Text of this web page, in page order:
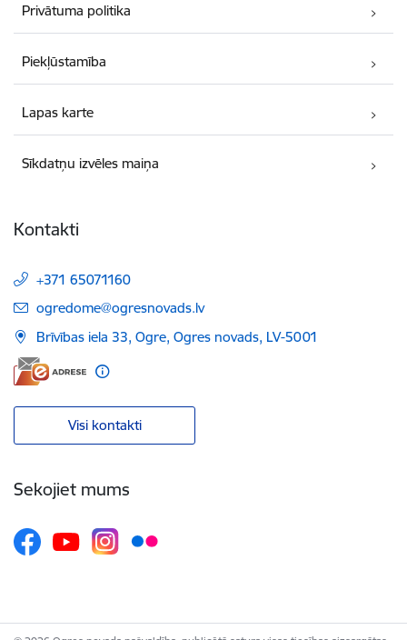
Privātuma politika
Piekļūstamība
Lapas karte
Sīkdatņu izvēles maiņa
Kontakti
+371 65071160
E-pasts:
ogredome@ogresnovads.lv
Brīvības iela 33, Ogre, Ogres novads, LV-5001
Visi kontakti
Sekojiet mums